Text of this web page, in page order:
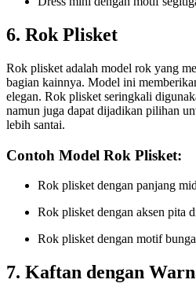
6. Rok Plisket
Rok plisket adalah model rok yang
bagian kainnya. Model ini
elegan. Rok plisket seringkali
namun juga dapat dijadikan pilihan
lebih santai.
Contoh Model Rok Plisket:
Rok plisket dengan panjang
Rok plisket dengan aksen pita
Rok plisket dengan motif
7. Kaftan dengan